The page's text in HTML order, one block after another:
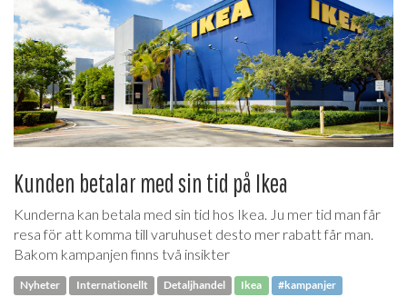
Kunden betalar med sin tid på Ikea
Kunderna kan betala med sin tid hos Ikea. Ju mer tid man får
resa för att komma till varuhuset desto mer rabatt får man.
Bakom kampanjen finns två insikter
Nyheter Internationellt Detaljhandel Ikea #kampanjer